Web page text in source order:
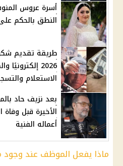
أسرة عروس
النطق بالحكم
طريقة تقديم
2026
الاستعلام
بعد نزيف حاد
الأخيرة قبل وفاة
أعماله الفنية
ماذا يفعل الموظف عند